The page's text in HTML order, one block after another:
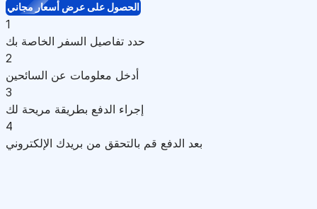
الحصول على عرض أسعار مجاني
1
حدد تفاصيل السفر الخاصة بك
2
أدخل معلومات عن السائحين
3
إجراء الدفع بطريقة مريحة لك
4
بعد الدفع قم بالتحقق من بريدك الإلكتروني